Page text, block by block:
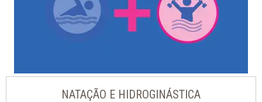
NATAÇÃO E HIDROGINÁSTICA